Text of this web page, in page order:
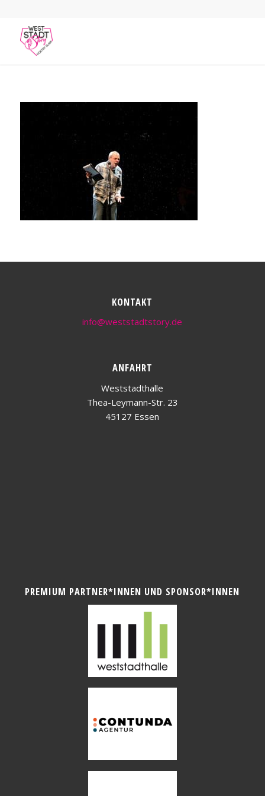
KONTAKT
info@weststadtstory.de
ANFAHRT
Weststadthalle
Thea-Leymann-Str. 23
45127 Essen
PREMIUM PARTNER*INNEN UND SPONSOR*INNEN